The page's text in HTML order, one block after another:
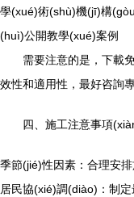
學(xué)術(shù)機(jī)構
(huì)公開教學(xué)案例
需要注意的是，下載
效性和適用性，最好咨詢
四、施工注意事項
季節(jié)性因素：合理安
居民協(xié)調(diào)：制